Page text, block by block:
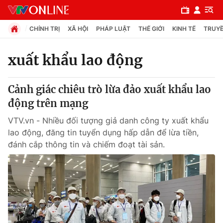
Chuyên mục
Chính trị
Xã hội
Pháp luật
Y tế
Thế giới
CHÍNH TRỊ XÃ HỘI PHÁP LUẬT THẾ GIỚI KINH TẾ
xuất khẩu lao động
Cảnh giác chiêu trò lừa đảo xuất khẩu lao
động trên mạng
VTV.vn - Nhiều đối tượng giả danh công ty xuất khẩu
lao động, đăng tin tuyển dụng hấp dẫn để lừa tiền,
đánh cắp thông tin và chiếm đoạt tài sản.